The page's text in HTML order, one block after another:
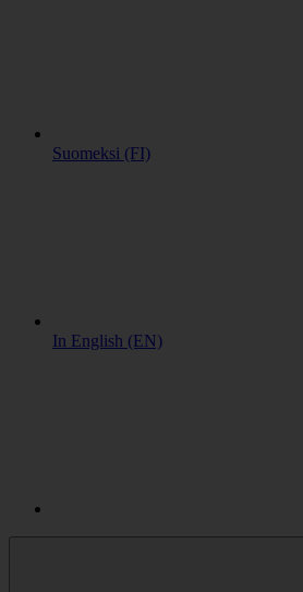
Suomeksi (FI)
In English (EN)